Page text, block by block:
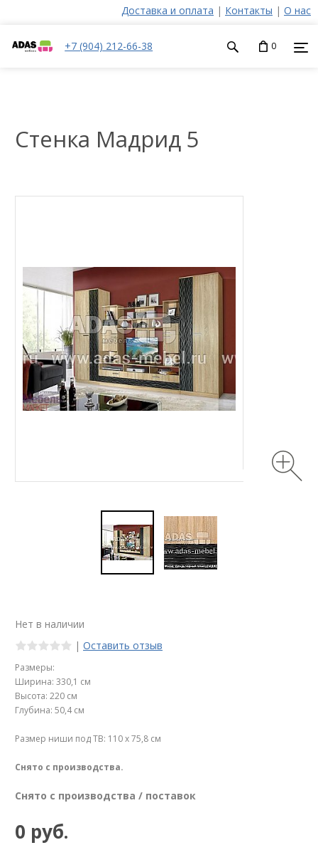
Доставка и оплата | Контакты | О нас
+7 (904) 212-66-38 0
Стенка Мадрид 5
Нет в наличии
| Оставить отзыв
Размеры:
Ширина: 330,1 см
Высота: 220 см
Глубина: 50,4 см
Размер ниши под ТВ: 110 х 75,8 см
Снято с производства.
Снято с производства / поставок
0 руб.